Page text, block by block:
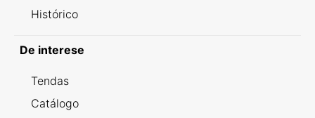
Histórico
De interese
Tendas
Catálogo